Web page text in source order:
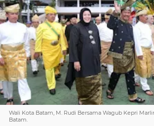
Wali Kota Batam, M. Rudi Bersama Wagub Kepri
Batam.